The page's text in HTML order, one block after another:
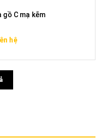
gồ C mạ kẽm
hệ